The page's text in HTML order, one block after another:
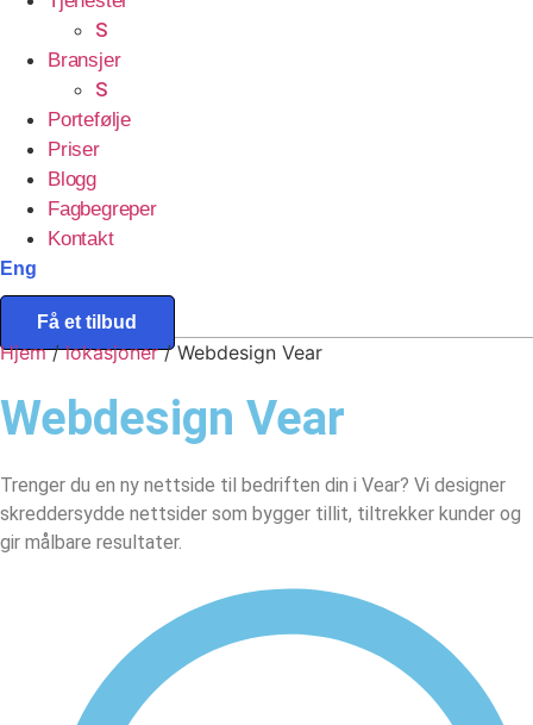
S
Bransjer
S
Portefølje
Priser
Blogg
Fagbegreper
Kontakt
Eng
Få et tilbud
Hjem/lokasjoner/Webdesign Vear
Webdesign Vear
Trenger du en ny nettside til bedriften din i Vear? Vi designer
skreddersydde nettsider som bygger tillit, tiltrekker kunder og
gir målbare resultater.